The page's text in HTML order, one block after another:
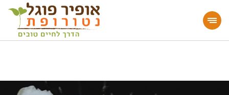
מעוניינים להעמיק או להתחיל דרך חיים בריאה?
הצטרפו לאתר!